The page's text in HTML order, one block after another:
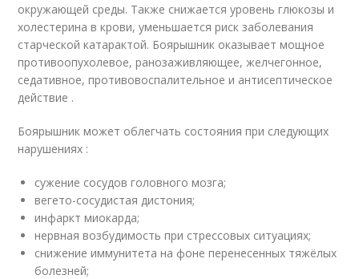
окружающей среды. Также снижается уровень глюкозы и
холестерина в крови, уменьшается риск заболевания
старческой катарактой. Боярышник оказывает мощное
противоопухолевое, ранозаживляющее, желчегонное,
седативное, противовоспалительное и антисептическое
действие .
Боярышник может облегчать состояния при следующих
нарушениях :
сужение сосудов головного мозга;
вегето-сосудистая дистония;
инфаркт миокарда;
нервная возбудимость при стрессовых ситуациях;
снижение иммунитета на фоне перенесенных тяжёлых
болезней;